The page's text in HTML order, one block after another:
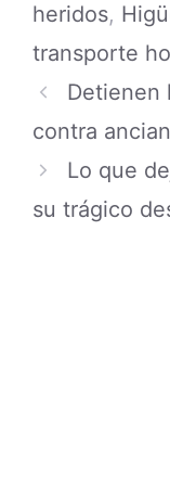
heridos,
transporte
Detienen
contra
Lo que
su trágico